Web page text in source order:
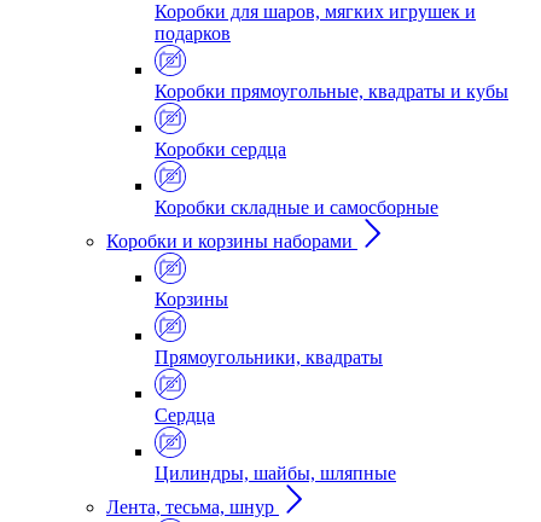
Коробки для шаров, мягких игрушек и
подарков
Коробки прямоугольные, квадраты и кубы
Коробки сердца
Коробки складные и самосборные
Коробки и корзины наборами
Корзины
Прямоугольники, квадраты
Сердца
Цилиндры, шайбы, шляпные
Лента, тесьма, шнур